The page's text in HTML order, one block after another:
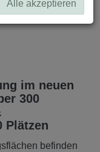
im neuen
300
Plätzen
befinden
Alle akzeptieren